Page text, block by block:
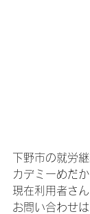
下野市の就労
カデミーめだ
現在利用者さ
お問い合わせ